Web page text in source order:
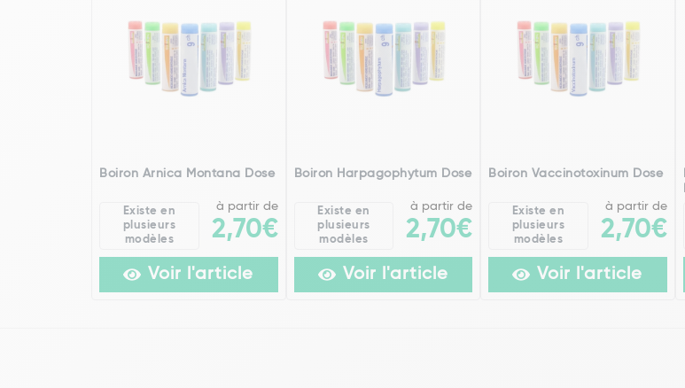
Boiron Arnica Montana Dose
Existe en
plusieurs
modèles
à partir de
2,70€
Voir l'article
Boiron Harpagophytum Dose
Existe en
plusieurs
modèles
à partir de
2,70€
Voir l'article
Boiron Vaccinotoxinum Dose
Existe en
plusieurs
modèles
à partir de
2,70€
Voir l'article